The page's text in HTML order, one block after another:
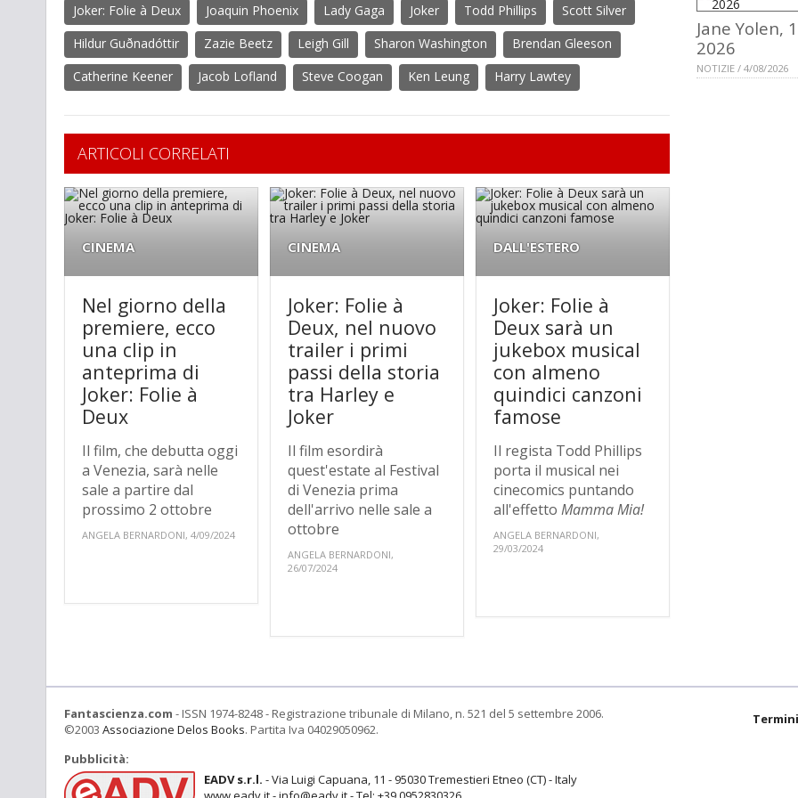
Joker: Folie à Deux
Joaquin Phoenix Lady Gaga Joker Todd Phillips
Scott Silver
Hildur Guðnadóttir
Zazie Beetz Leigh Gill Sharon Washington
Brendan Gleeson
Catherine Keener
Jacob Lofland Steve Coogan Ken Leung Harry Lawtey
ARTICOLI CORRELATI
CINEMA
Nel giorno della
premiere, ecco
una clip in
anteprima di
Joker: Folie à
Deux
Il film, che debutta oggi
a Venezia, sarà nelle
sale a partire dal
prossimo 2 ottobre
ANGELA BERNARDONI, 4/09/2024
CINEMA
Joker: Folie à
Deux, nel nuovo
trailer i primi
passi della storia
tra Harley e
Joker
Il film esordirà
quest'estate al Festival
di Venezia prima
dell'arrivo nelle sale a
ottobre
ANGELA BERNARDONI,
26/07/2024
DALL'ESTERO
Joker: Folie à
Deux sarà un
jukebox musical
con almeno
quindici canzoni
famose
Il regista Todd Phillips
porta il musical nei
cinecomics puntando
all'effettoMamma Mia!
ANGELA BERNARDONI,
29/03/2024
Jane Yolen,
2026
NOTIZIE / 4/08/2026
Fantascienza.com - ISSN 1974-8248 - Registrazione tribunale di Milano, n. 521 del 5 settembre 2006.
©2003 Associazione Delos Books. Partita Iva 04029050962.
Pubblicità:
EADV s.r.l. - Via Luigi Capuana, 11 - 95030 Tremestieri Etneo (CT) - Italy